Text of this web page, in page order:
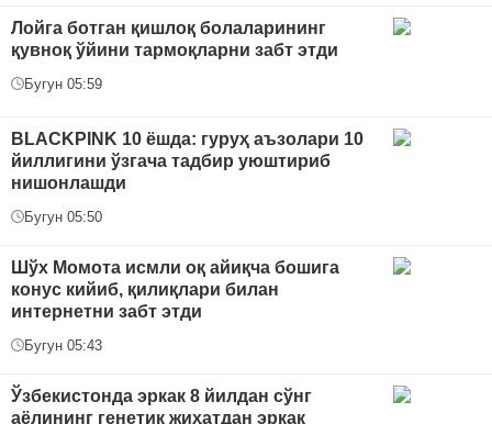
Лойга ботган қишлоқ болаларининг
қувноқ ўйини тармоқларни забт этди
Бугун 05:59
BLACKPINK 10 ёшда: гуруҳ аъзолари 10
йиллигини ўзгача тадбир уюштириб
нишонлашди
Бугун 05:50
Шўх Момота исмли оқ айиқча бошига
конус кийиб, қилиқлари билан
интернетни забт этди
Бугун 05:43
Ўзбекистонда эркак 8 йилдан сўнг
аёлининг генетик жиҳатдан эркак